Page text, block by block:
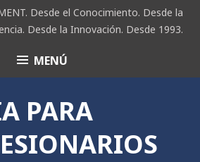
Desde el Conocimiento. Desde la
Desde la Innovación. Desde 1993.
MENÚ
PARA